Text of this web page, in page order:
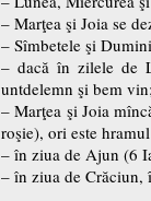
– Marţea şi Joia se
– Sîmbetele şi
– dacă în zilele de
untdelemn şi bem
– Marţea şi Joia
roşie), ori este
– în ziua de Ajun (6
– în ziua de Crăciun,